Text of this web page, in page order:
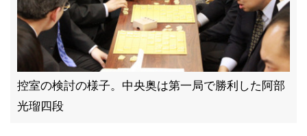
控室の検討の様子。中央奥は第一局で勝利した阿部
光瑠四段